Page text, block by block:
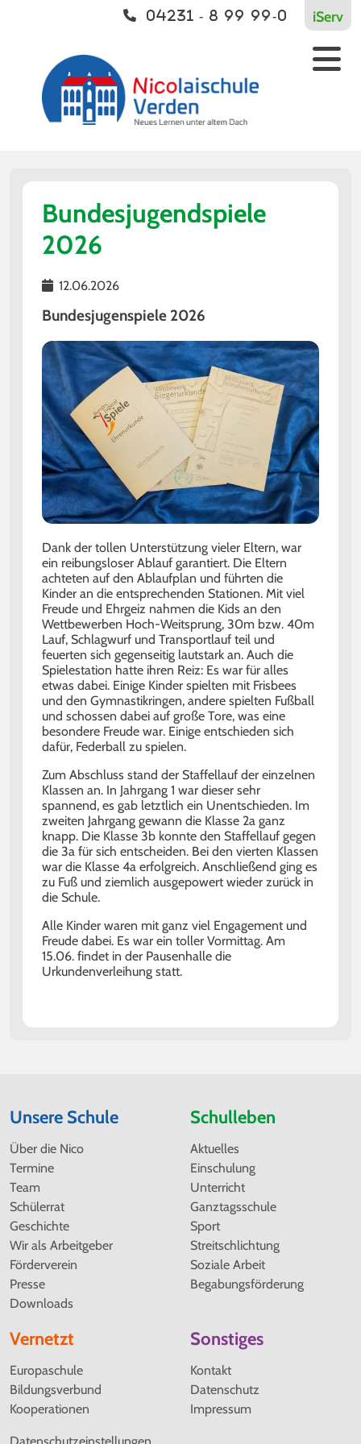
iServ
04231 - 8 99 99-0
Bundesjugendspiele
2026
12.06.2026
Bundesjugenspiele 2026
Dank der tollen Unterstützung vieler Eltern, war
ein reibungsloser Ablauf garantiert. Die Eltern
achteten auf den Ablaufplan und führten die
Kinder an die entsprechenden Stationen. Mit viel
Freude und Ehrgeiz nahmen die Kids an den
Wettbewerben Hoch-Weitsprung, 30m bzw. 40m
Lauf, Schlagwurf und Transportlauf teil und
feuerten sich gegenseitig lautstark an. Auch die
Spielestation hatte ihren Reiz: Es war für alles
etwas dabei. Einige Kinder spielten mit Frisbees
und den Gymnastikringen, andere spielten Fußball
und schossen dabei auf große Tore, was eine
besondere Freude war. Einige entschieden sich
dafür, Federball zu spielen.
Zum Abschluss stand der Staffellauf der einzelnen
Klassen an. In Jahrgang 1 war dieser sehr
spannend, es gab letztlich ein Unentschieden. Im
zweiten Jahrgang gewann die Klasse 2a ganz
knapp. Die Klasse 3b konnte den Staffellauf gegen
die 3a für sich entscheiden. Bei den vierten Klassen
war die Klasse 4a erfolgreich. Anschließend ging es
zu Fuß und ziemlich ausgepowert wieder zurück in
die Schule.
Alle Kinder waren mit ganz viel Engagement und
Freude dabei. Es war ein toller Vormittag. Am
15.06. findet in der Pausenhalle die
Urkundenverleihung statt.
Unsere Schule
Navigation
überspringen
Über die Nico
Termine
Team
Schülerrat
Geschichte
Wir als Arbeitgeber
Förderverein
Presse
Downloads
Schulleben
Navigation
überspringen
Aktuelles
Einschulung
Unterricht
Ganztagsschule
Sport
Streitschlichtung
Soziale Arbeit
Begabungsförderung
Vernetzt
Navigation
überspringen
Europaschule
Bildungsverbund
Kooperationen
Sonstiges
Navigation
überspringen
Kontakt
Datenschutz
Impressum
Unsere Schule
Über die Nico
Termine
Geschichte
Presse
Downloads
Vernetzt
Europaschule
Bildungsverbund
Kontakt
Kontakt